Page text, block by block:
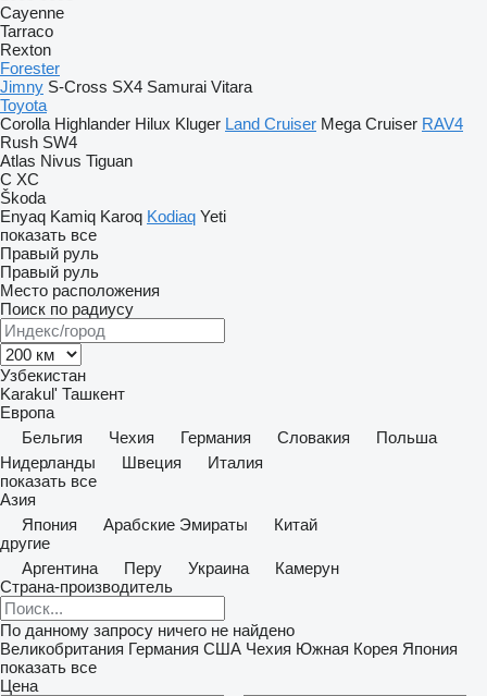
Cayenne
Tarraco
Rexton
Forester
Jimny S-Cross SX4 Samurai Vitara
Toyota
Corolla Highlander Hilux Kluger Land Cruiser Mega Cruiser RAV4
Rush SW4
Atlas Nivus Tiguan
C XC
Škoda
Enyaq Kamiq Karoq Kodiaq Yeti
показать все
Правый руль
Правый руль
Место расположения
Поиск по радиусу
Узбекистан
Karakul' Ташкент
Европа
Бельгия
Чехия Германия Словакия
Польша
Нидерланды
Швеция
Италия
показать все
Азия
Япония
Арабские Эмираты
Китай
другие
Аргентина
Перу Украина
Камерун
Страна-производитель
По данному запросу ничего не найдено
Великобритания Германия США Чехия Южная Корея Япония
показать все
Цена